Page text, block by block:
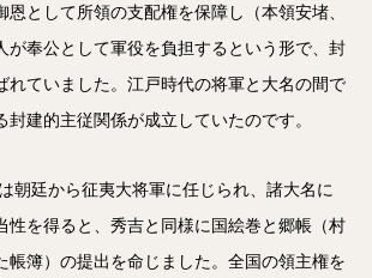
恩として所領の支配権を保障し（本領安堵、
が奉公として軍役を負担するという形で、封
れていました。江戸時代の将軍と大名の間で
封建的主従関係が成立していたのです。
朝廷から征夷大将軍に任じられ、諸大名に
性を得ると、秀吉と同様に国絵巻と郷帳（村
帳簿）の提出を命じました。全国の領主権を